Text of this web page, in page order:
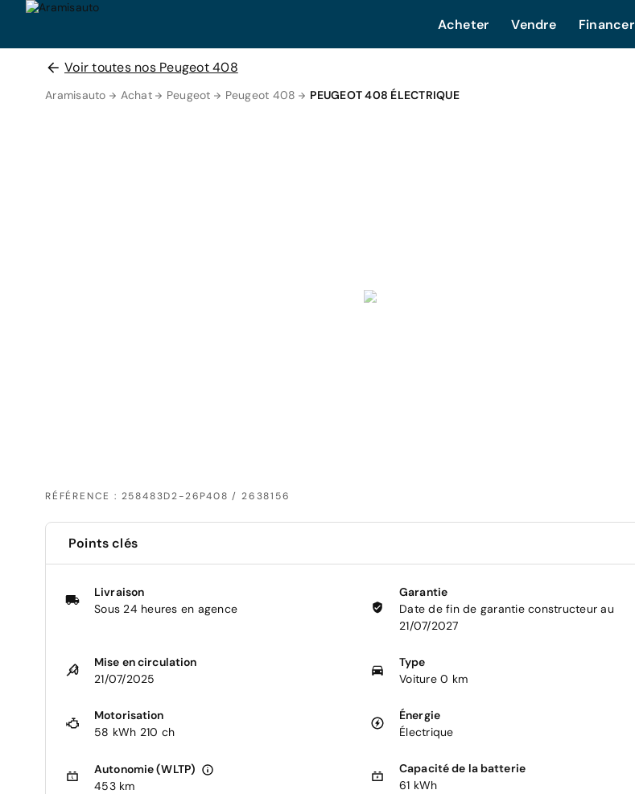
Acheter Vendre Financer
Voir toutes nos Peugeot 408
Aramisauto Achat Peugeot Peugeot 408 PEUGEOT 408 ÉLECTRIQUE
RÉFÉRENCE : 258483D2-26P408 / 2638156
Points clés
Livraison
Sous 24 heures en agence
Garantie
Date de fin de garantie constructeur au
21/07/2027
Mise en circulation
21/07/2025
Type
Voiture 0 km
Motorisation
58 kWh 210 ch
Énergie
Électrique
Autonomie (WLTP)
453 km
Capacité de la batterie
61 kWh